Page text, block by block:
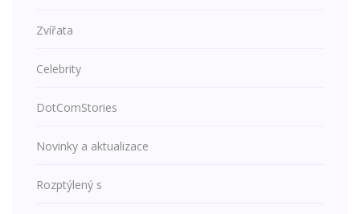
Zvířata
Celebrity
DotComStories
Novinky a aktualizace
Rozptýlený s